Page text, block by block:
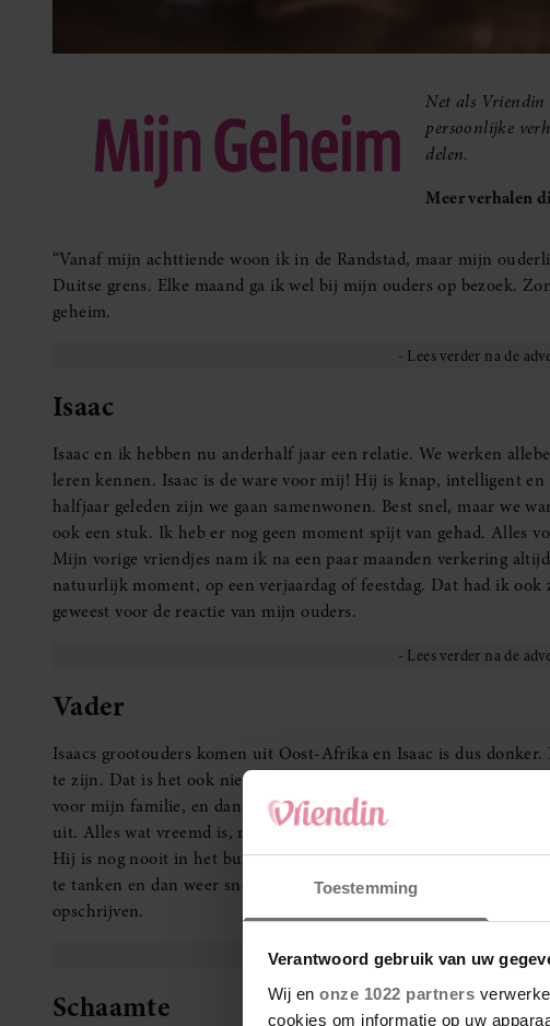
Toestemming
Verantwoord gebruik van uw
Wij en onze 1022 partners
cookies om informatie op uw
Net als
persoonlijke
delen.
Meer verhalen
“Vanaf mijn achttiende woon ik in de Randstad, maar mijn
Duitse grens. Elke maand ga ik wel bij mijn ouders op bezoek.
geheim.
Isaac
Isaac en ik hebben nu anderhalf jaar een relatie. We werken
leren kennen. Isaac is de ware voor mij! Hij is knap, intelligent
halfjaar geleden zijn we gaan samenwonen. Best snel, maar we
ook een stuk. Ik heb er nog geen moment spijt van gehad. Alles
Mijn vorige vriendjes nam ik na een paar maanden verkering
natuurlijk moment, op een verjaardag of feestdag. Dat had ik ook
geweest voor de reactie van mijn ouders.
Vader
Isaacs grootouders komen uit Oost-Afrika en Isaac is dus
te zijn. Dat is het ook niet voor mij. Ook niet voor de mensen om
voor mijn familie, en dan met name voor mijn vader. Hij heeft
uit. Alles wat vreemd is, mag dat van hem ook blijven.
Hij is nog nooit in het buitenland op vakantie geweest, zelfs niet
te tanken en dan weer snel naar huis te gaan. Zijn mening over
opschrijven.
Schaamte